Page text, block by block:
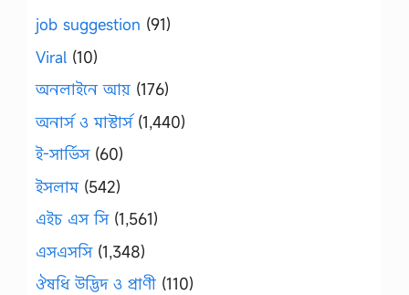
job suggestion (91)
Viral (10)
অনলাইনে আয় (176)
অনার্স ও মাস্টার্স(1,440)
ই-সার্ভিস(60)
ইসলাম(542)
এইচ এস সি(1,561)
এসএসসি(1,348)
ঔষধি উদ্ভিদ ও প্রাণী (110)